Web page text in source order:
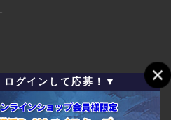
グインして応募！▼